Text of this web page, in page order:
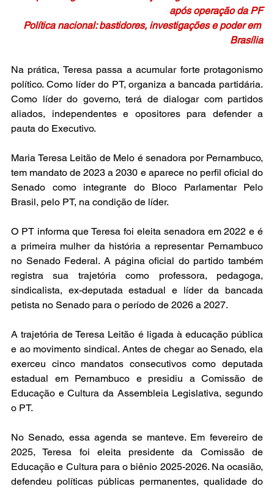
após operação da PF
Política nacional: bastidores, investigações e poder em
Brasília
Na prática, Teresa passa a acumular forte protagonismo
político. Como líder do PT, organiza a bancada partidária.
Como líder do governo, terá de dialogar com partidos
aliados, independentes e opositores para defender a
pauta do Executivo.
Maria Teresa Leitão de Melo é senadora por Pernambuco,
tem mandato de 2023 a 2030 e aparece no perfil oficial do
Senado como integrante do Bloco Parlamentar Pelo
Brasil, pelo PT, na condição de líder.
O PT informa que Teresa foi eleita senadora em 2022 e é
a primeira mulher da história a representar Pernambuco
no Senado Federal. A página oficial do partido também
registra sua trajetória como professora, pedagoga,
sindicalista, ex-deputada estadual e líder da bancada
petista no Senado para o período de 2026 a 2027.
A trajetória de Teresa Leitão é ligada à educação pública
e ao movimento sindical. Antes de chegar ao Senado, ela
exerceu cinco mandatos consecutivos como deputada
estadual em Pernambuco e presidiu a Comissão de
Educação e Cultura da Assembleia Legislativa, segundo
o PT.
No Senado, essa agenda se manteve. Em fevereiro de
2025, Teresa foi eleita presidente da Comissão de
Educação e Cultura para o biênio 2025-2026. Na ocasião,
defendeu políticas públicas permanentes, qualidade do